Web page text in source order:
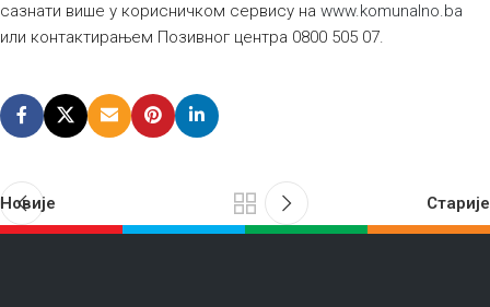
сазнати више у корисничком сервису на www.komunalno.ba
или контактирањем Позивног центра 0800 505 07.
Новије Старије